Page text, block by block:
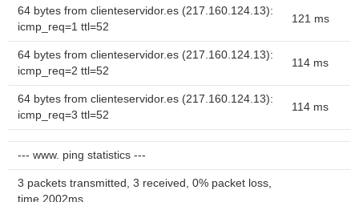
64 bytes from clienteservidor.es (217.160.124.13):
icmp_req=1 ttl=52
121 ms
64 bytes from clienteservidor.es (217.160.124.13):
icmp_req=2 ttl=52
114 ms
64 bytes from clienteservidor.es (217.160.124.13):
icmp_req=3 ttl=52
114 ms
--- www. ping statistics ---
3 packets transmitted, 3 received, 0% packet loss,
time 2002ms